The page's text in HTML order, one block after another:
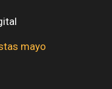
mayo